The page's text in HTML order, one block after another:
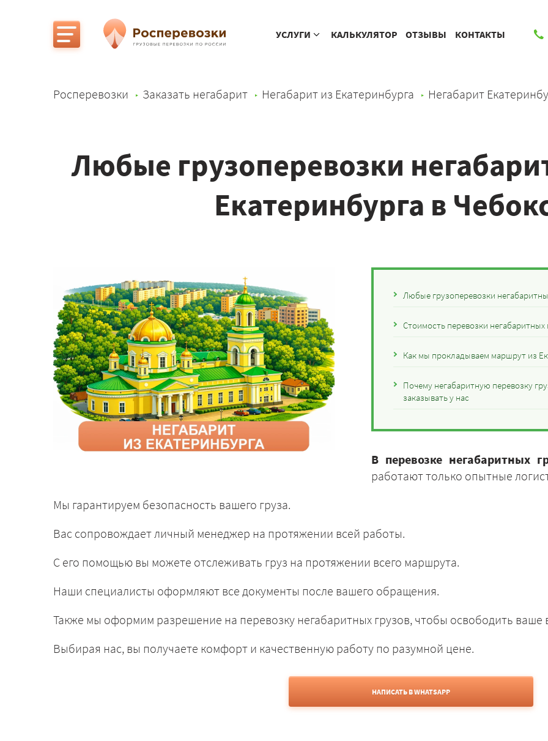
УСЛУГИ КАЛЬКУЛЯТОР ОТЗЫВЫ КОНТАКТЫ
Росперевозки Заказать негабарит Негабарит из Екатеринбурга Негабарит
Любые грузоперевозки
Екатеринбурга в
Любые грузоперевозки
Стоимость перевозки
Как мы прокладываем маршрут из
Почему негабаритную перевозку
заказывать у нас
В перевозке негабаритных
работают только опытные
Мы гарантируем безопасность вашего груза.
Вас сопровождает личный менеджер на протяжении всей работы.
С его помощью вы можете отслеживать груз на протяжении всего маршрута.
Наши специалисты оформляют все документы после вашего обращения.
Также мы оформим разрешение на перевозку негабаритных грузов, чтобы освободить ваше
Выбирая нас, вы получаете комфорт и качественную работу по разумной цене.
НАПИСАТЬ В WHATSAPP